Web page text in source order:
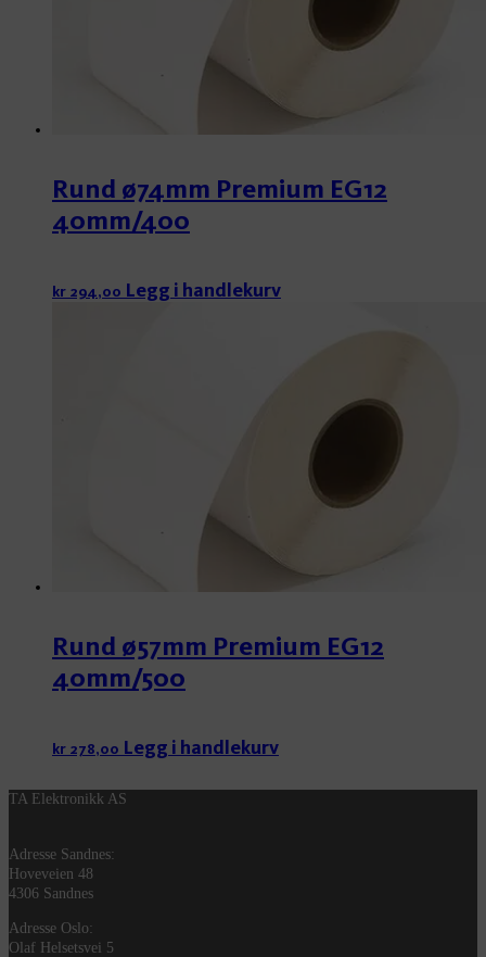
Rund ø74mm Premium EG12
40mm/400
kr 294,00 Legg i handlekurv
Rund ø57mm Premium EG12
40mm/500
kr 278,00 Legg i handlekurv
TA Elektronikk AS
Adresse Sandnes:
Hoveveien 48
4306 Sandnes
Adresse Oslo:
Olaf Helsetsvei 5